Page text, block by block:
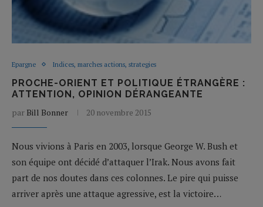
Epargne Indices, marches actions, strategies
PROCHE-ORIENT ET POLITIQUE ÉTRANGÈRE :
ATTENTION, OPINION DÉRANGEANTE
par Bill Bonner 20 novembre 2015
Nous vivions à Paris en 2003, lorsque George W. Bush et
son équipe ont décidé d’attaquer l’Irak. Nous avons fait
part de nos doutes dans ces colonnes. Le pire qui puisse
arriver après une attaque agressive, est la victoire…